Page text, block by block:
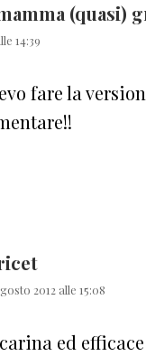
(quasi)
14:39
fare la
2012 alle 15:08
ed